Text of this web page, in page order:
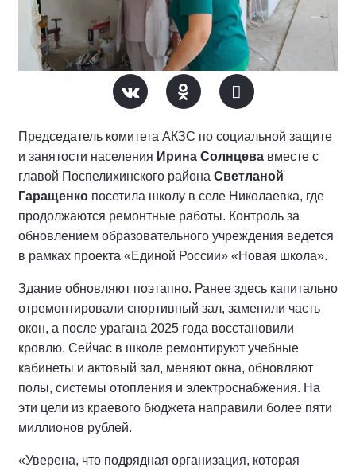
Председатель комитета АКЗС по социальной защите
и занятости населения Ирина Солнцева вместе с
главой Поспелихинского района Светланой
Гаращенко посетила школу в селе Николаевка, где
продолжаются ремонтные работы. Контроль за
обновлением образовательного учреждения ведется
в рамках проекта «Единой России» «Новая школа».
Здание обновляют поэтапно. Ранее здесь капитально
отремонтировали спортивный зал, заменили часть
окон, а после урагана 2025 года восстановили
кровлю. Сейчас в школе ремонтируют учебные
кабинеты и актовый зал, меняют окна, обновляют
полы, системы отопления и электроснабжения. На
эти цели из краевого бюджета направили более пяти
миллионов рублей.
«Уверена, что подрядная организация, которая